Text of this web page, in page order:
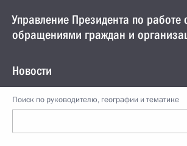
Управление Президента по работе
обращениями граждан и
Новости
Поиск по руководителю, географии и тематике